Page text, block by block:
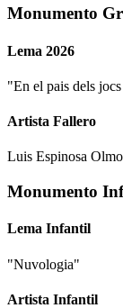
Monumento
Lema 2026
"En el pais dels
Artista Fallero
Luis Espinosa
Monumento
Lema Infantil
"Nuvologia"
Artista Infantil